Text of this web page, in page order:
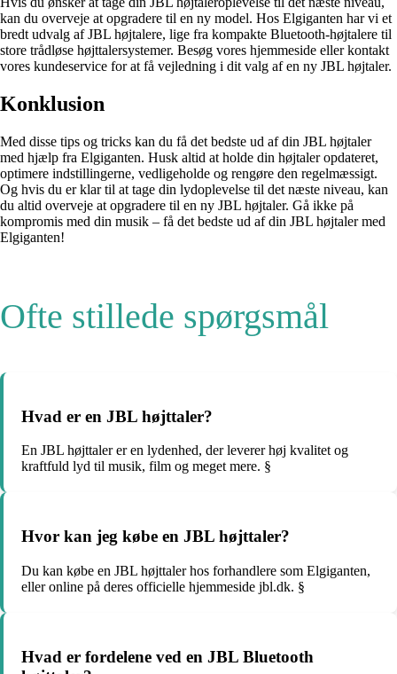
kan du overveje at opgradere til en ny model. Hos Elgiganten har vi et
bredt udvalg af JBL højtalere, lige fra kompakte Bluetooth-højtalere til
store trådløse højttalersystemer. Besøg vores hjemmeside eller kontakt
vores kundeservice for at få vejledning i dit valg af en ny JBL højtaler.
Konklusion
Med disse tips og tricks kan du få det bedste ud af din JBL højtaler
med hjælp fra Elgiganten. Husk altid at holde din højtaler opdateret,
optimere indstillingerne, vedligeholde og rengøre den regelmæssigt.
Og hvis du er klar til at tage din lydoplevelse til det næste niveau, kan
du altid overveje at opgradere til en ny JBL højtaler. Gå ikke på
kompromis med din musik – få det bedste ud af din JBL højtaler med
Elgiganten!
Ofte stillede spørgsmål
Hvad er en JBL højttaler?
En JBL højttaler er en lydenhed, der leverer høj kvalitet og
kraftfuld lyd til musik, film og meget mere. §
Hvor kan jeg købe en JBL højttaler?
Du kan købe en JBL højttaler hos forhandlere som Elgiganten,
eller online på deres officielle hjemmeside jbl.dk. §
Hvad er fordelene ved en JBL Bluetooth